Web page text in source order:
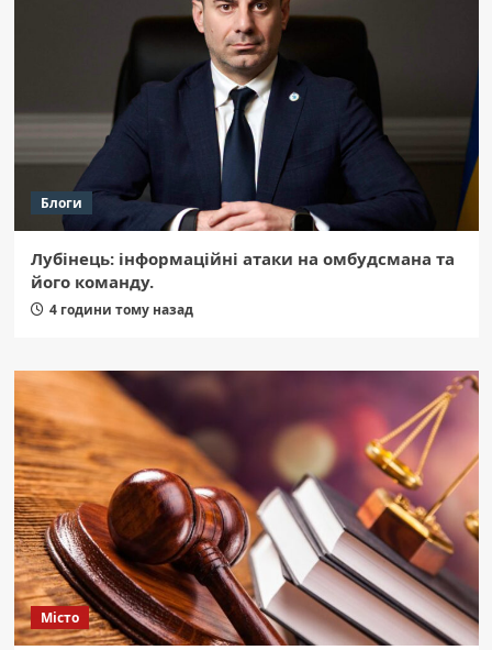
Блоги
Лубінець: інформаційні атаки на омбудсмана та
його команду.
4 години тому назад
Місто